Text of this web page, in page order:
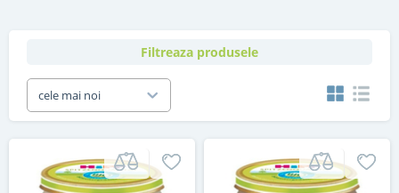
Filtreaza produsele
cele mai noi